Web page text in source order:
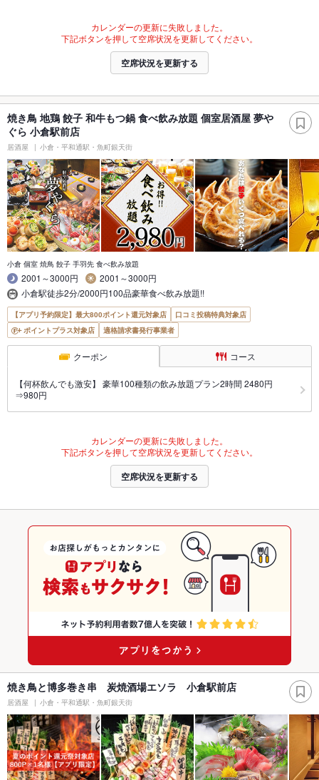
カレンダーの更新に失敗しました。
下記ボタンを押して空席状況を更新してください。
空席状況を更新する
焼き鳥 地鶏 餃子 和牛もつ鍋 食べ飲み放題 個室居酒屋 夢や
ぐら 小倉駅前店
居酒屋 小倉・平和通駅・魚町銀天街
小倉 個室 焼鳥 餃子 手羽先 食べ飲み放題
2001～3000円
2001～3000円
小倉駅徒歩2分/2000円100品豪華食べ飲み放題!!
【アプリ予約限定】最大800ポイント還元対象店
口コミ投稿特典対象店
ポイントプラス対象店
適格請求書発行事業者
クーポン コース
【何杯飲んでも激安】 豪華100種類の飲み放題プラン2時間 2480円
⇒980円
カレンダーの更新に失敗しました。
下記ボタンを押して空席状況を更新してください。
空席状況を更新する
焼き鳥と博多巻き串 炭焼酒場エソラ 小倉駅前店
居酒屋 小倉・平和通駅・魚町銀天街